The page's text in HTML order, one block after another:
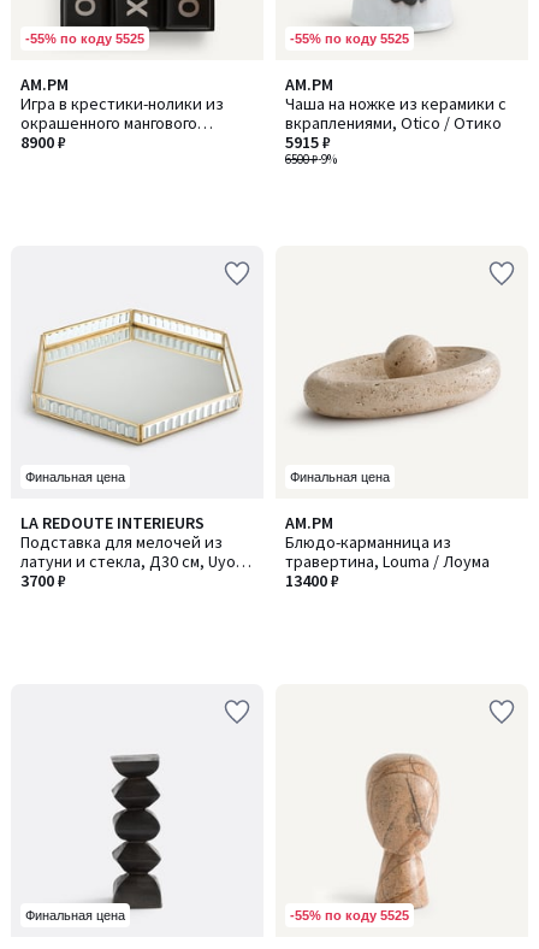
-55% по коду 5525
AM.PM
Игра в крестики-нолики из
окрашенного мангового
дерева, Morpha / Морфа
8900 ₽
-55% по коду 5525
AM.PM
Чаша на ножке из керамики с
вкраплениями, Otico / Отико
6500 ₽-9%
5915 ₽
Финальная цена
LA REDOUTE INTERIEURS
Подставка для мелочей из
латуни и стекла, Д30 см, Uyova
/ Уйова
3700 ₽
Финальная цена
AM.PM
Блюдо-карманница из
травертина, Louma / Лоума
13400 ₽
Финальная цена -55% по коду 5525